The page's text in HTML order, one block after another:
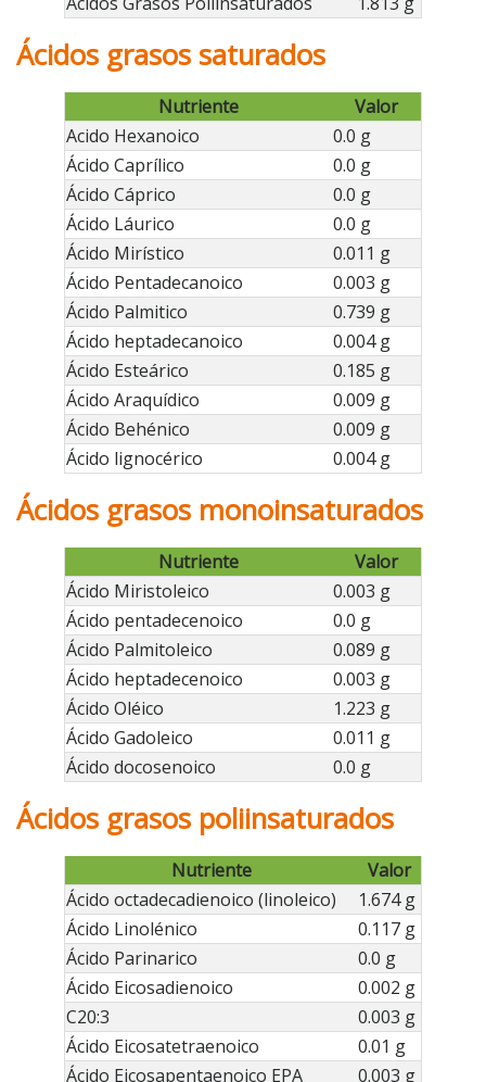
Ácidos grasos saturados
Nutriente
Valor
Acido Hexanoico
0.0 g
Ácido Caprílico
0.0 g
Ácido Cáprico
0.0 g
Ácido Láurico
0.0 g
Ácido Mirístico
0.011 g
Ácido Pentadecanoico
0.003 g
Ácido Palmitico
0.739 g
Ácido heptadecanoico
0.004 g
Ácido Esteárico
0.185 g
Ácido Araquídico
0.009 g
Ácido Behénico
0.009 g
Ácido lignocérico
0.004 g
Ácidos grasos monoinsaturados
Nutriente
Valor
Ácido Miristoleico
0.003 g
Ácido pentadecenoico
0.0 g
Ácido Palmitoleico
0.089 g
Ácido heptadecenoico
0.003 g
Ácido Oléico
1.223 g
Ácido Gadoleico
0.011 g
Ácido docosenoico
0.0 g
Ácidos grasos poliinsaturados
Nutriente
Valor
Ácido octadecadienoico (linoleico)
1.674 g
Ácido Linolénico
0.117 g
Ácido Parinarico
0.0 g
Ácido Eicosadienoico
0.002 g
C20:3
0.003 g
Ácido Eicosatetraenoico
0.01 g
Ácido Eicosapentaenoico EPA
0.003 g